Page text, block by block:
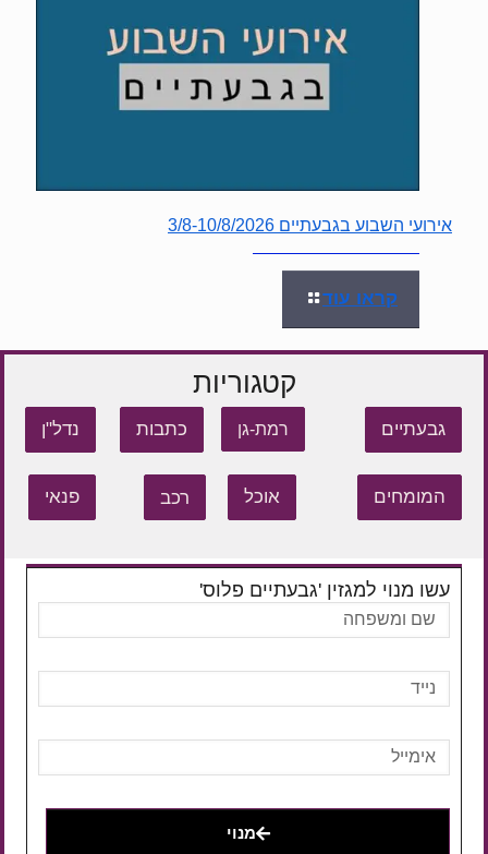
אירועי השבוע בגבעתיים 3/8-10/8/2026
קראו עוד
קטגוריות
גבעתיים רמת-גן כתבות נדל"ן
המומחים אוכל רכב פנאי
עשו מנוי למגזין 'גבעתיים פלוס'
מנוי